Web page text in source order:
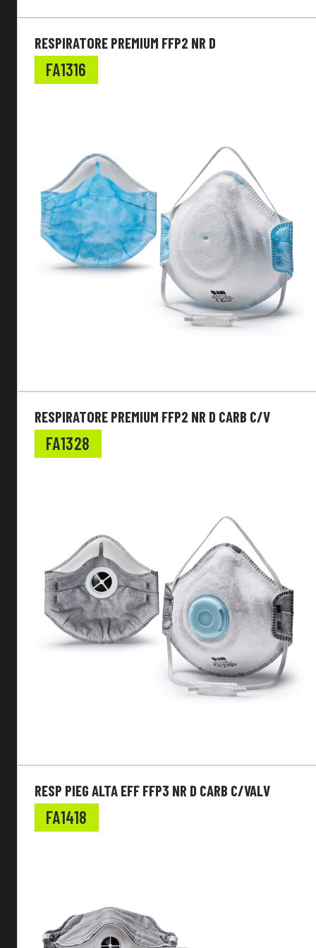
Tipo Lente
Tipo Inserto Auricolare
Scarpe da lavoro
Calzata
Puntale
Tomaia
Materiale Suola
Altre caratteristiche
Funzione
EN Standard
Livello di Protezione
Altre Caratteristiche
Guanti da lavoro
Vestibilità
Tipologia
Tipologia Mascherina Monouso
RESPIRATORE PREMIUM FFP2 NR D
FA1316
RESPIRATORE PREMIUM FFP2 NR D CARB C/V
FA1328
RESP PIEG ALTA EFF FFP3 NR D CARB C/VALV
FA1418